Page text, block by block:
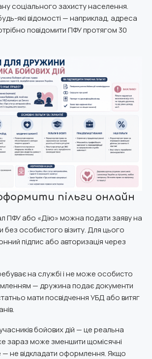
соціального захисту населення.
які відомості — наприклад, адреса
повідомити ПФУ протягом 30
пільги онлайн
ПФУ або «Дію» можна подати заяву на
без особистого візиту. Для цього
підпис або авторизація через
на службі і не може особисто
— дружина подає документи
мати посвідчення УБД або витяг
бойових дій — це реальна
зараз може зменшити щомісячні
— не відкладати оформлення. Якщо